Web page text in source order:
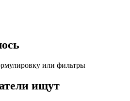
или фильтры
ищут